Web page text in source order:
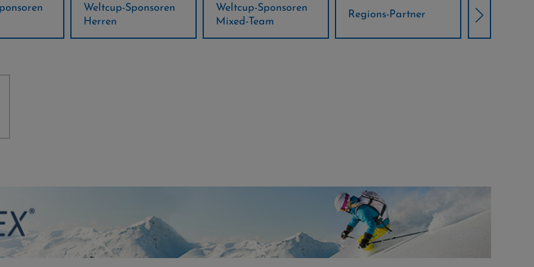
Weltcup-Sponsoren
Mixed-Team
Regions-Partner
Örtliche Weltcup-
Partner
Klima